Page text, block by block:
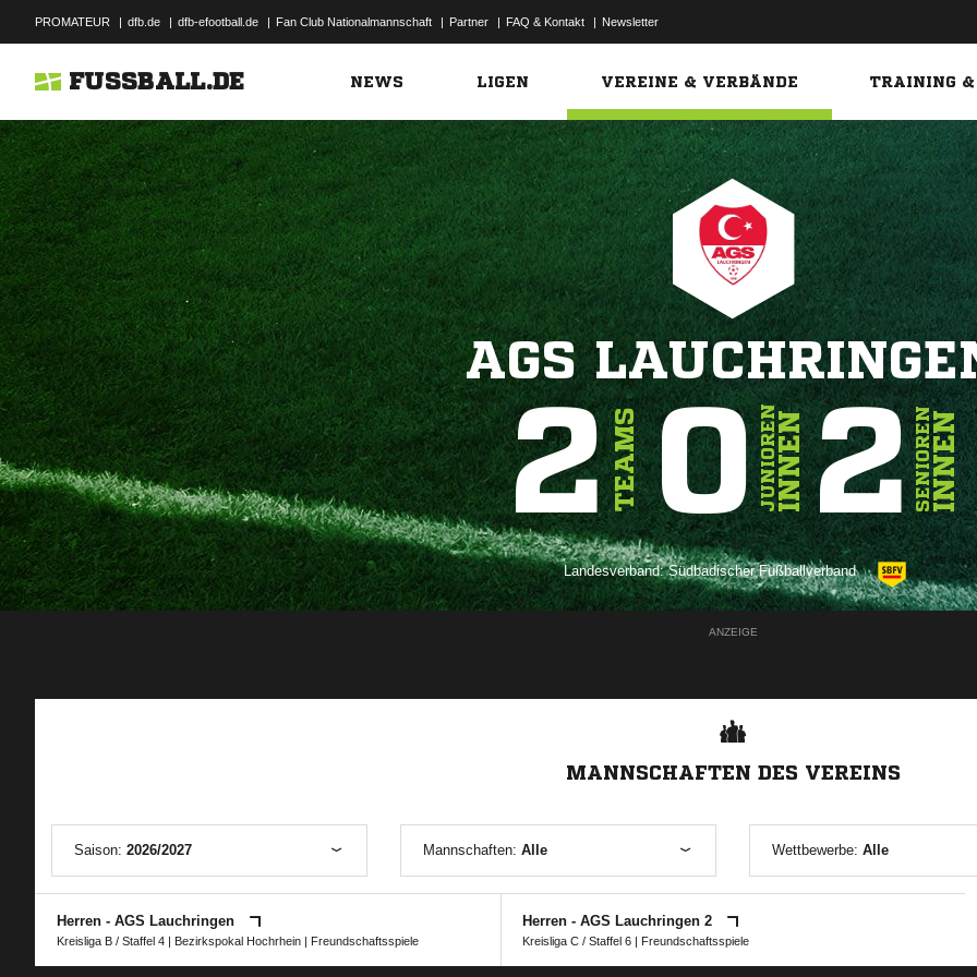
PROMATEUR | dfb.de | dfb-efootball.de | Fan Club Nationalmannschaft | Partner | FAQ & Kontakt | Newsletter
FUSSBALL.DE NEWS LIGEN VEREINE & VERBÄNDE TRAINING &
AGS
2TEAMS0JUNIORENINNEN2SENIORENINNEN
Landesverband:Südbadischer Fußballverband
ANZEIGE
MANNSCHAFTEN DES VEREINS
Saison: 2026/2027 Mannschaften: Alle Wettbewerbe: Alle
Herren - AGS Lauchringen
Kreisliga B / Staffel 4 | Bezirkspokal Hochrhein | Freundschaftsspiele
Herren - AGS Lauchringen 2
Kreisliga C / Staffel 6| Freundschaftsspiele